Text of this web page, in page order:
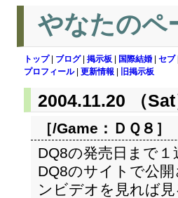
やなたのペ
トップ| ブログ| 掲示板 国際結婚 セブ|
プロフィール| 更新情報 旧掲示板
2004.11.20 （Sat
［/Game： ＤＱ８ ］
DQ8の発売日まで１
DQ8のサイトで公
ンビデオを見れば